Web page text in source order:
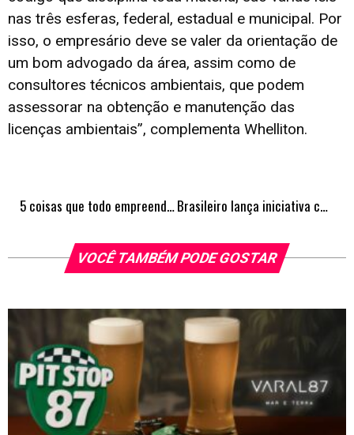
nas três esferas, federal, estadual e municipal. Por
isso, o empresário deve se valer da orientação de
um bom advogado da área, assim como de
consultores técnicos ambientais, que podem
assessorar na obtenção e manutenção das
licenças ambientais”, complementa Whelliton.
5 coisas que todo empreendedor precisa saber antes de abrir uma empresa Brasileiro lança iniciativa como resposta aos recentes desastres no Brasil
VOCÊ TAMBÉM PODE GOSTAR